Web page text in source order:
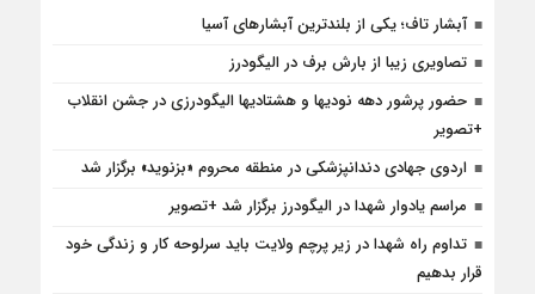
آبشار تاف؛ یکی از بلندترین آبشارهای آسیا
تصاویری زیبا از بارش برف در الیگودرز
حضور پرشور دهه نودیها و هشتادیها الیگودرزی در جشن انقلاب
+تصویر
اردوی جهادی دندانپزشکی در منطقه محروم «بزنوید» برگزار شد
مراسم یادوار شهدا در الیگودرز برگزار شد +تصویر
تداوم راه شهدا در زیر پرچم ولایت باید سرلوحه کار و زندگی خود
قرار بدهیم